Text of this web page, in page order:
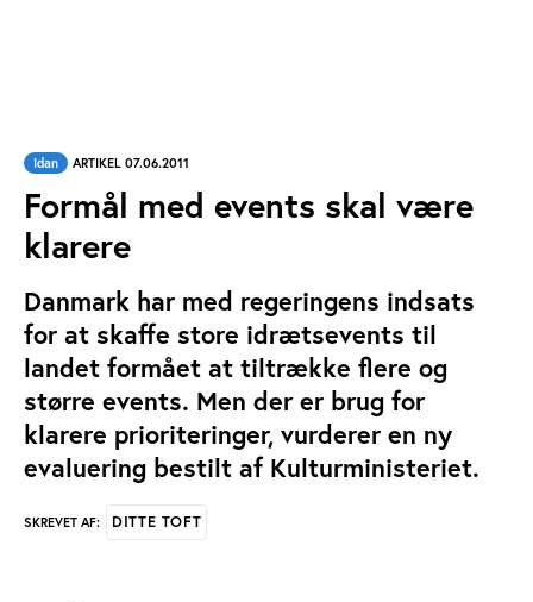
Idan ARTIKEL 07.06.2011
Formål med events skal være
klarere
Danmark har med regeringens indsats
for at skaffe store idrætsevents til
landet formået at tiltrække flere og
større events. Men der er brug for
klarere prioriteringer, vurderer en ny
evaluering bestilt af Kulturministeriet.
SKREVET AF: DITTE TOFT